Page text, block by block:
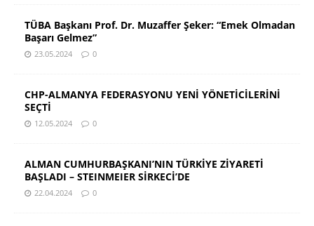
TÜBA Başkanı Prof. Dr. Muzaffer Şeker: “Emek Olmadan
Başarı Gelmez”
23.05.2024 0
CHP-ALMANYA FEDERASYONU YENİ YÖNETİCİLERİNİ
SEÇTİ
12.05.2024 0
ALMAN CUMHURBAŞKANI’NIN TÜRKİYE ZİYARETİ
BAŞLADI – STEINMEIER SİRKECİ’DE
22.04.2024 0